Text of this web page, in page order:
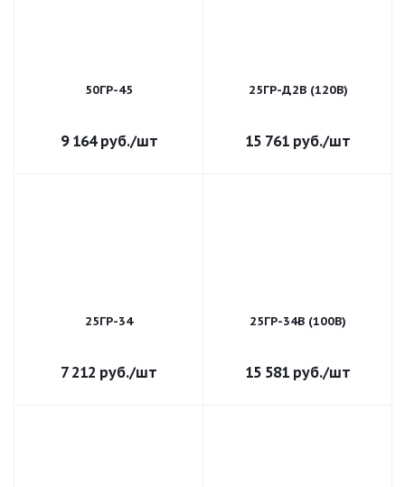
50ГР-45
9 164руб./шт
25ГР-Д2В (120В)
15 761 руб./шт
25ГР-34
7 212 руб./шт
25ГР-34В (100В)
15 581 руб./шт